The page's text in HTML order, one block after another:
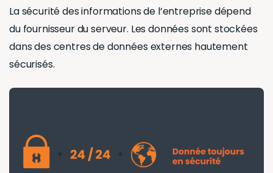
La sécurité des informations de l’entreprise dépend
du fournisseur du serveur. Les données sont stockées
dans des centres de données externes hautement
sécurisés.